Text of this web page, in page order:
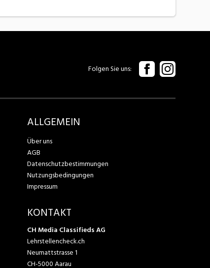
Folgen Sie uns
ALLGEMEIN
Über uns
AGB
Datenschutzbestimmungen
Nutzungsbedingungen
Impressum
KONTAKT
CH Media Classifieds AG
Lehrstellencheck.ch
Neumattstrasse 1
CH-5000 Aarau